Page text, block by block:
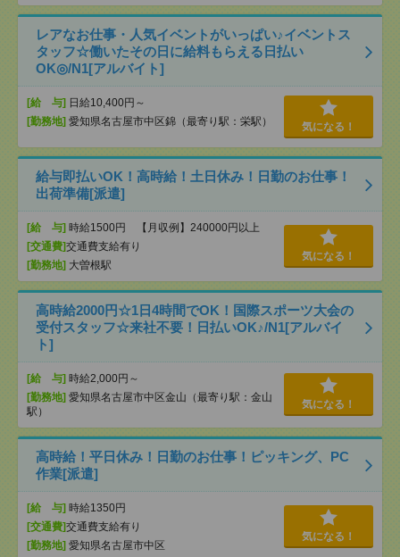
レアなお仕事・人気イベントがいっぱい♪イベントス
タッフ☆働いたその日に給料もらえる日払い
OK◎/N1[アルバイト]
[給 与] 日給10,400円～
[勤務地] 愛知県名古屋市中区錦（最寄り駅：栄駅） 気になる！
給与即払いOK！高時給！土日休み！日勤のお仕事！
出荷準備[派遣]
[給 与] 時給1500円 【月収例】240000円以上
[交通費]交通費支給有り
[勤務地] 大曽根駅
気になる！
高時給2000円☆1日4時間でOK！国際スポーツ大会の
受付スタッフ☆来社不要！日払いOK♪/N1[アルバイ
ト]
[給 与] 時給2,000円～
[勤務地] 愛知県名古屋市中区金山（最寄り駅：金山
駅）
気になる！
高時給！平日休み！日勤のお仕事！ピッキング、PC
作業[派遣]
[給 与] 時給1350円
[交通費]交通費支給有り
[勤務地] 愛知県名古屋市中区
気になる！